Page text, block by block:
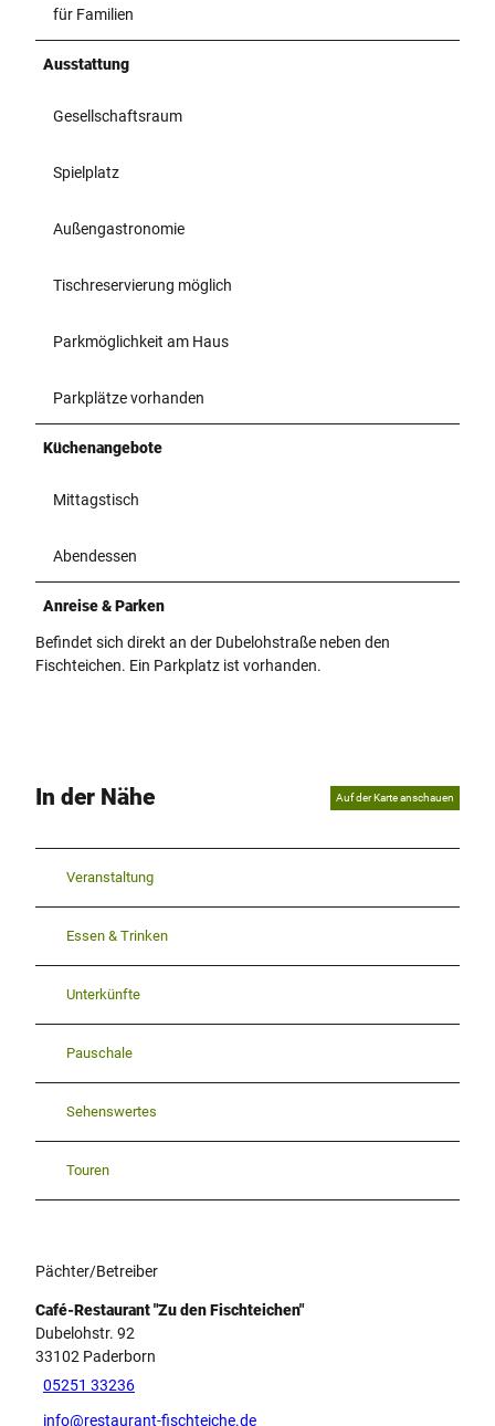
für Familien
Ausstattung
Gesellschaftsraum
Spielplatz
Außengastronomie
Tischreservierung möglich
Parkmöglichkeit am Haus
Parkplätze vorhanden
Küchenangebote
Mittagstisch
Abendessen
Anreise & Parken
Befindet sich direkt an der Dubelohstraße neben den
Fischteichen. Ein Parkplatz ist vorhanden.
In der Nähe Auf der Karte anschauen
Veranstaltung
Essen & Trinken
Unterkünfte
Pauschale
Sehenswertes
Touren
Pächter/Betreiber
Café-Restaurant "Zu den Fischteichen"
Dubelohstr. 92
33102 Paderborn
05251 33236
info@restaurant-fischteiche.de